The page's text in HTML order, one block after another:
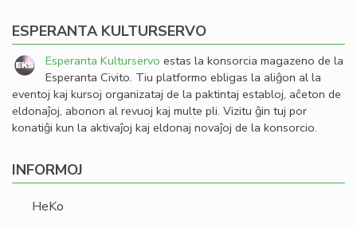
ESPERANTA KULTURSERVO
Esperanta Kulturservo estas la konsorcia magazeno de la
Esperanta Civito. Tiu platformo ebligas la aliĝon al la
eventoj kaj kursoj organizataj de la paktintaj establoj, aĉeton de
eldonaĵoj, abonon al revuoj kaj multe pli. Vizitu ĝin tuj por
konatiĝi kun la aktivaĵoj kaj eldonaj novaĵoj de la konsorcio.
INFORMOJ
HeKo